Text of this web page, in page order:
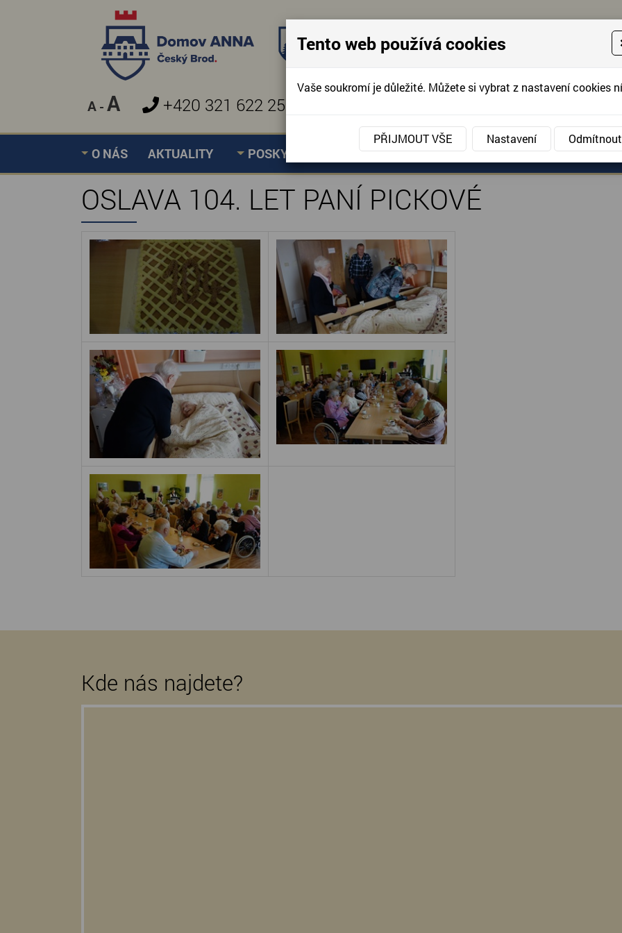
A - A +420 321 622 257 KONTAKTUJTE
O NÁS AKTUALITY POSKYTOVANÉ SLUŽBY AKCE, FOTOGRAFIE
Úvodní stránka » OSLAVA 104. LET PANÍ PICKOVÉ
OSLAVA 104. LET PANÍ PICKOVÉ
Kde nás najdete?
Tento web používá cookies
Vaše soukromí je důležité. Můžete si vybrat z nastavení cookies
PŘIJMOUT VŠE Nastavení Odmítnout